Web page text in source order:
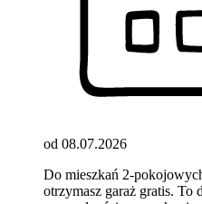
od 08.07.2026
Do mieszkań 2-
otrzymasz garaż gratis. To